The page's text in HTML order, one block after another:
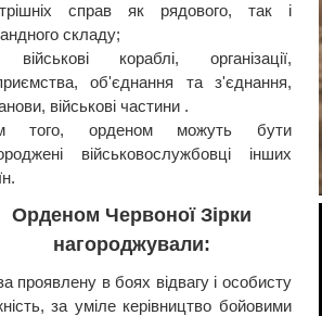
справ як рядового, так і
складу;
військові кораблі, організації,
об'єднання та з'єднання,
військові частини .
того, орденом можуть бути
військовослужбовці інших
Орденом Червоної Зірки
нагороджували:
проявлену в боях відвагу і особисту
за уміле керівництво бойовими